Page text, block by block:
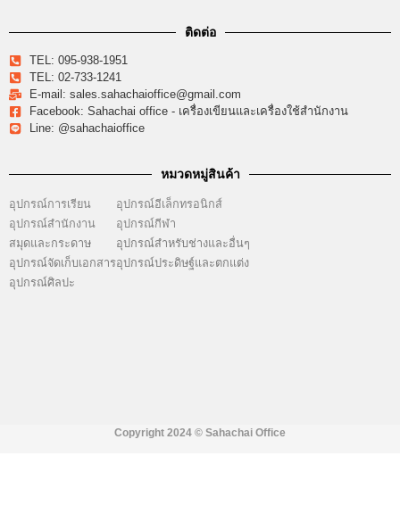
ติดต่อ
TEL: 095-938-1951
TEL: 02-733-1241
E-mail: sales.sahachaioffice@gmail.com
Facebook: Sahachai office - เครื่องเขียนและเครื่องใช้สำนักงาน
Line: @sahachaioffice
หมวดหมู่สินค้า
อุปกรณ์การเรียน
อุปกรณ์สำนักงาน
สมุดและกระดาษ
อุปกรณ์จัดเก็บเอกสาร
อุปกรณ์ศิลปะ
อุปกรณ์อีเล็กทรอนิกส์
อุปกรณ์กีฬา
อุปกรณ์สำหรับช่างและอื่นๆ
อุปกรณ์ประดิษฐ์และตกแต่ง
Copyright 2024 © Sahachai Office